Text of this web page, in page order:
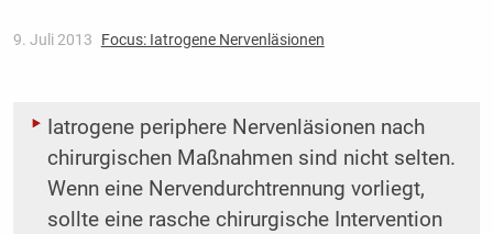
9. Juli 2013 Focus: Iatrogene Nervenläsionen
Iatrogene periphere Nervenläsionen nach
chirurgischen Maßnahmen sind nicht selten.
Wenn eine Nervendurchtrennung vorliegt,
sollte eine rasche chirurgische Intervention